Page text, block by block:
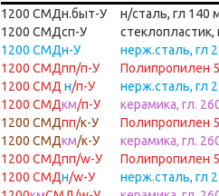
1200 СМДн.быт-У
н/сталь, гл 140
1200 СМДсп-У стеклопластик,
1200 СМДн-У
нерж.сталь, гл
1200 СМДпп/п-У
Полипропилен
1200 СМД н/п-У нерж.сталь, гл
1200 СМДкм/п-У керамика, гл.
1200 СМДпп/к-У Полипропилен
1200 СМДкм/к-У керамика, гл.
1200 СМДпп/w-У
Полипропилен
1200 СМДн/w-У нерж.сталь, гл